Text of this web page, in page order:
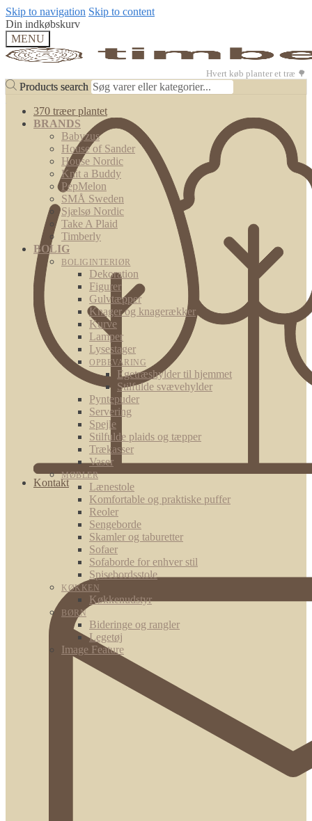
Skip to navigation Skip to content
Din indkøbskurv
MENU
Hvert køb planter et træ 🌳
Products search
370 træer plantet
Kontakt
Products search
BRANDS
Babyzus
House of Sander
House Nordic
Knit a Buddy
PepMelon
SMÅ Sweden
Sjælsø Nordic
Take A Plaid
Timberly
BOLIG
BOLIGINTERIØR
Dekoration
Figurer
Gulvtæpper
Knager og knagerækker
Kurve
Lamper
Lysestager
OPBEVARING
Egetræshylder til hjemmet
Stilfulde svævehylder
Pyntepuder
Servering
Spejle
Stilfulde plaids og tæpper
Trækasser
Vaser
MØBLER
Lænestole
Komfortable og praktiske puffer
Reoler
Sengeborde
Skamler og taburetter
Sofaer
Sofaborde for enhver stil
Spisebordsstole
KØKKEN
Køkkenudstyr
BØRN
Bideringe og rangler
Legetøj
Image Feature